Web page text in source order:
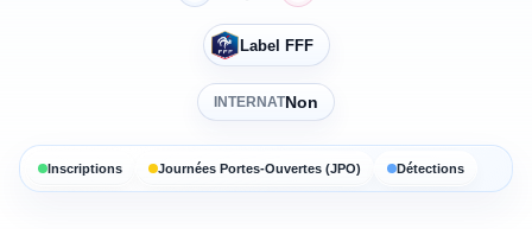
Label FFF
INTERNATNon
Inscriptions Journées Portes-Ouvertes (JPO) Détections